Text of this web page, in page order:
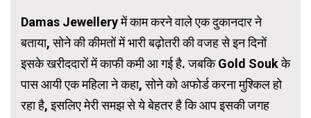
Damas Jewellery में काम करने वाले एक दुकानदार ने
बताया, सोने की कीमतों में भारी बढ़ोतरी की वजह से इन दिनों
इसके खरीददारों में काफी कमी आ गई है. जबकि Gold Souk के
पास आयी एक महिला ने कहा, सोने को अफोर्ड करना मुश्किल हो
रहा है, इसलिए मेरी समझ से ये बेहतर है कि आप इसकी जगह